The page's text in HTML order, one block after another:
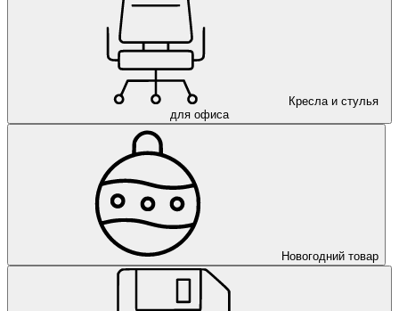
Кресла и стулья
для офиса
Новогодний товар